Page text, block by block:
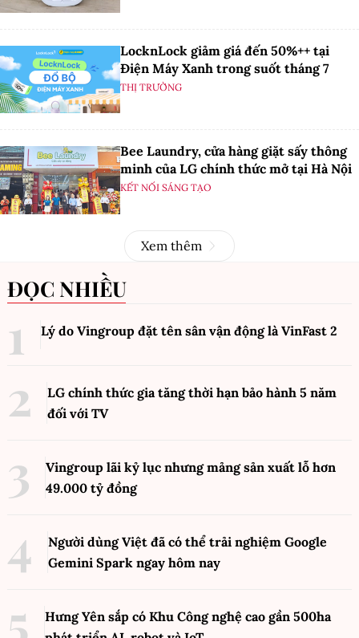
LocknLock giảm giá đến 50%++ tại
Điện Máy Xanh trong suốt tháng 7
THỊ TRƯỜNG
Bee Laundry, cửa hàng giặt sấy thông
minh của LG chính thức mở tại Hà Nội
KẾT NỐI SÁNG TẠO
Xem thêm
ĐỌC NHIỀU
Lý do Vingroup đặt tên sân vận động là VinFast 2
LG chính thức gia tăng thời hạn bảo hành 5 năm
đối với TV
Vingroup lãi kỷ lục nhưng mảng sản xuất lỗ hơn
49.000 tỷ đồng
Người dùng Việt đã có thể trải nghiệm Google
Gemini Spark ngay hôm nay
Hưng Yên sắp có Khu Công nghệ cao gần 500ha